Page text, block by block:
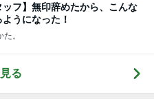
ッフ】無印辞めたから、こんな
うになった！
。
る